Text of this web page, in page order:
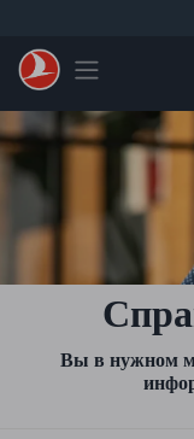
Toggle
Вы в нужном